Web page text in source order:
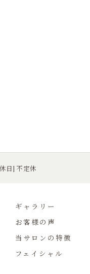
日] 不定休
ギャラリー
お客様の声
当サロンの特徴
フェイシャル